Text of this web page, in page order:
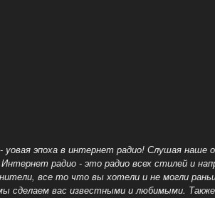
yовая эпоха в интернет радио! Слушая
радио - это радио всех стилей и
все то что вы хотели и не могли
сделаем вас известными и любимыми.